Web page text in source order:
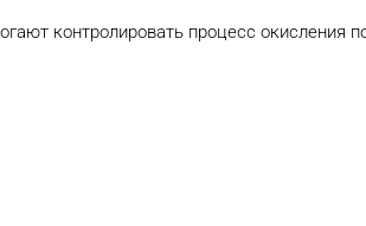
контролировать процесс окисления